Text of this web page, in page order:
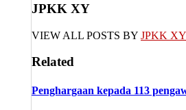
JPKK XY
VIEW ALL POSTS BY JPKK XY
Related
Penghargaan kepada 113